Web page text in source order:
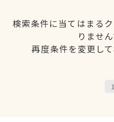
検索条件に当てはまる
りませ
再度条件を変更し
1